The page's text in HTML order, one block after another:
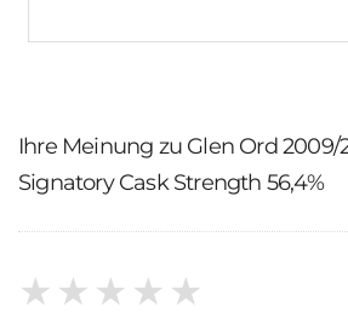
Ihre Meinung zu Glen Ord 2009/
Signatory Cask Strength 56,4%
★★★★★